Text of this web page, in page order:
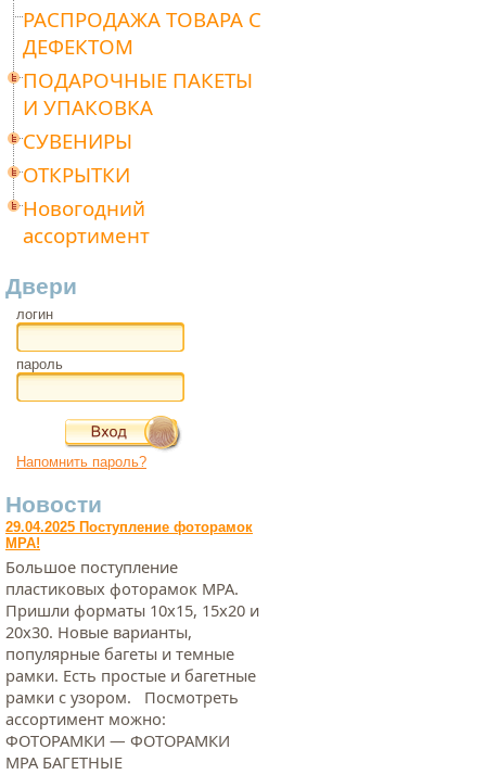
РАСПРОДАЖА ТОВАРА С
ДЕФЕКТОМ
ПОДАРОЧНЫЕ ПАКЕТЫ
И УПАКОВКА
СУВЕНИРЫ
ОТКРЫТКИ
Новогодний
ассортимент
Двери
логин
пароль
Напомнить пароль?
Новости
29.04.2025 Поступление фоторамок
МРА!
Большое поступление
пластиковых фоторамок МРА.
Пришли форматы 10х15, 15х20 и
20х30. Новые варианты,
популярные багеты и темные
рамки. Есть простые и багетные
рамки с узором. Посмотреть
ассортимент можно:
ФОТОРАМКИ — ФОТОРАМКИ
МРА БАГЕТНЫЕ